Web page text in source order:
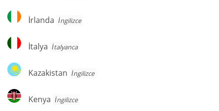
İrlanda
İrlanda İngilizce
İtalya
İtalya İtalyanca
Kazakistan
Kazakistan İngilizce
Kenya
Kenya İngilizce